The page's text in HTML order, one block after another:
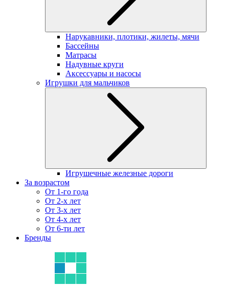
Нарукавники, плотики, жилеты, мячи
Бассейны
Матрасы
Надувные круги
Аксессуары и насосы
Игрушки для мальчиков
Игрушечные железные дороги
За возрастом
От 1-го года
От 2-х лет
От 3-х лет
От 4-х лет
От 6-ти лет
Бренды